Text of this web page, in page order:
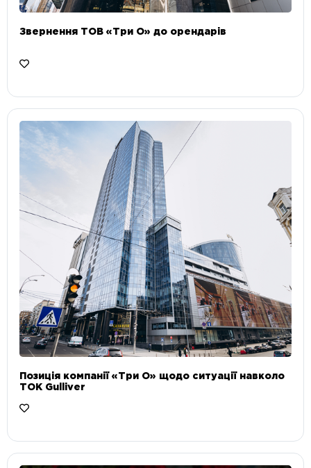
Звернення ТОВ «Три О» до орендарів
Позиція компанії «Три О» щодо ситуації навколо
ТОК Gulliver